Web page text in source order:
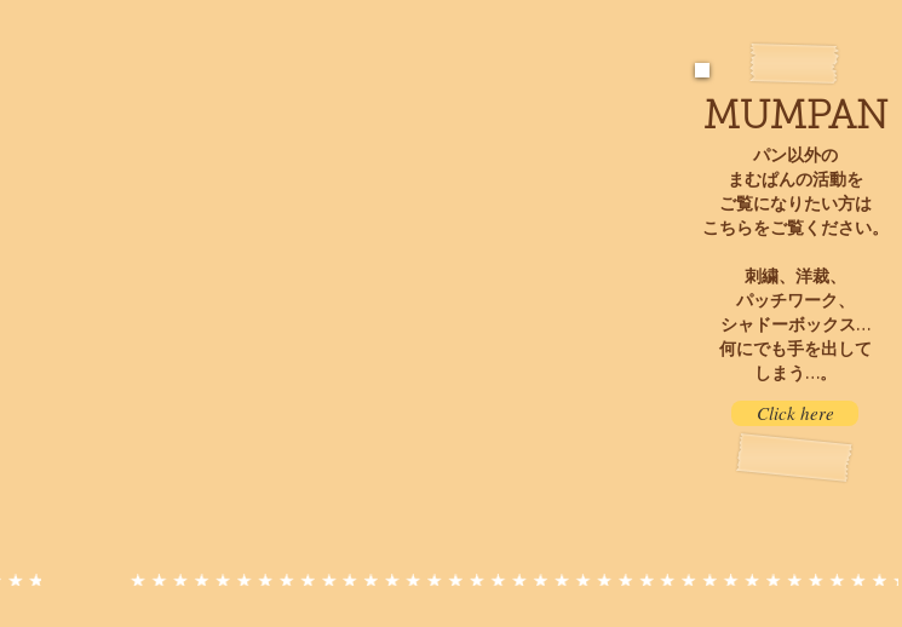
MUMPAN
パン以外の
まむぱんの活動を
ご覧になりたい方は
こちらをご覧ください。
刺繍、洋裁、
パッチワーク、
シャドーボックス…
​何にでも手を出して
しまう…。
Click here